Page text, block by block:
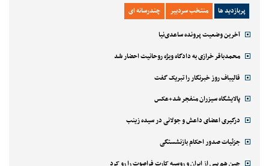
پربازدید ها منتخب سردبیر چندرسانه ای
آخرین وضعیت پرونده ساعدی‌نیا
محمدباقر خرازی به دادگاه ویژه روحانیت احضار شد
قالیباف روز خبرنگار را تبریک گفت
پالایشگاه سیزران منفجر شد+عکس
درگیری اعضای داعش و جولانی در سیده زینب
جزئیات صدور احکام بازنشستگی
چین هم پس از ایران و روسیه کارت فراصوت را رو کرد